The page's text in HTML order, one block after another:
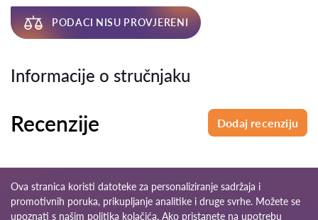
PODACI NISU PROVJERENI
Informacije o stručnjaku
Recenzije Dodaj recenziju
Ova stranica koristi datoteke za personaliziranje sadržaja i
promotivnih poruka, prikupljanje analitike i druge svrhe. Možete se
upoznati s našim politika kolačića. Ako pristanete na upotrebu